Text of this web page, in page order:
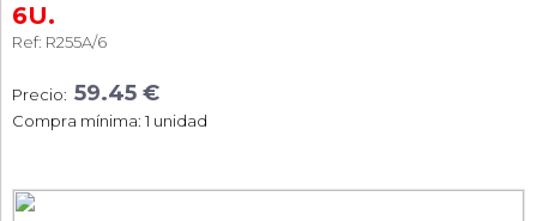
6U.
Ref: R255A/6
Precio: 59.45 €
Compra mínima: 1 unidad